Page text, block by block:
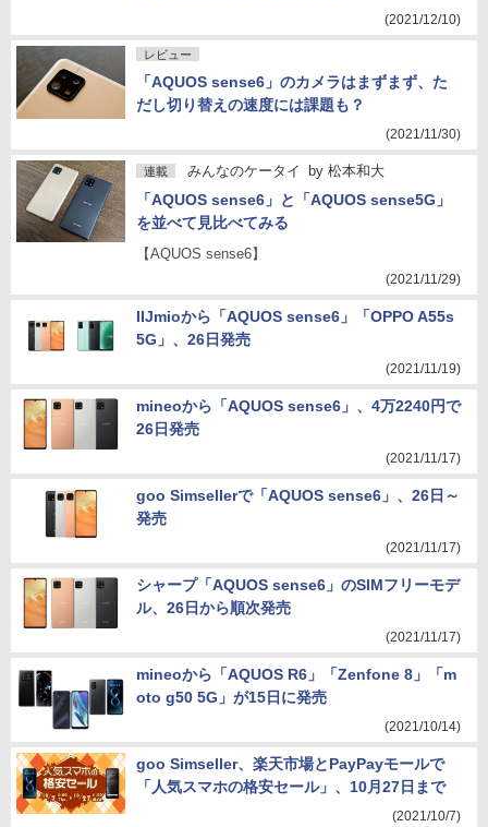
(2021/12/10)
レビュー
「AQUOS sense6」のカメラはまずまず、た
だし切り替えの速度には課題も？
(2021/11/30)
連載 みんなのケータイ by 松本和大
「AQUOS sense6」と「AQUOS sense5G」
を並べて見比べてみる
【AQUOS sense6】
(2021/11/29)
IIJmioから「AQUOS sense6」「OPPO A55s
5G」、26日発売
(2021/11/19)
mineoから「AQUOS sense6」、4万2240円で
26日発売
(2021/11/17)
goo Simsellerで「AQUOS sense6」、26日～
発売
(2021/11/17)
シャープ「AQUOS sense6」のSIMフリーモデ
ル、26日から順次発売
(2021/11/17)
mineoから「AQUOS R6」「Zenfone 8」「m
oto g50 5G」が15日に発売
(2021/10/14)
goo Simseller、楽天市場とPayPayモールで
「人気スマホの格安セール」、10月27日まで
(2021/10/7)